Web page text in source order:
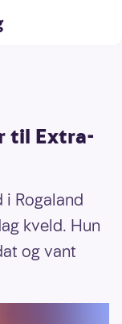
til Extra-
i Rogaland
kveld. Hun
og vant